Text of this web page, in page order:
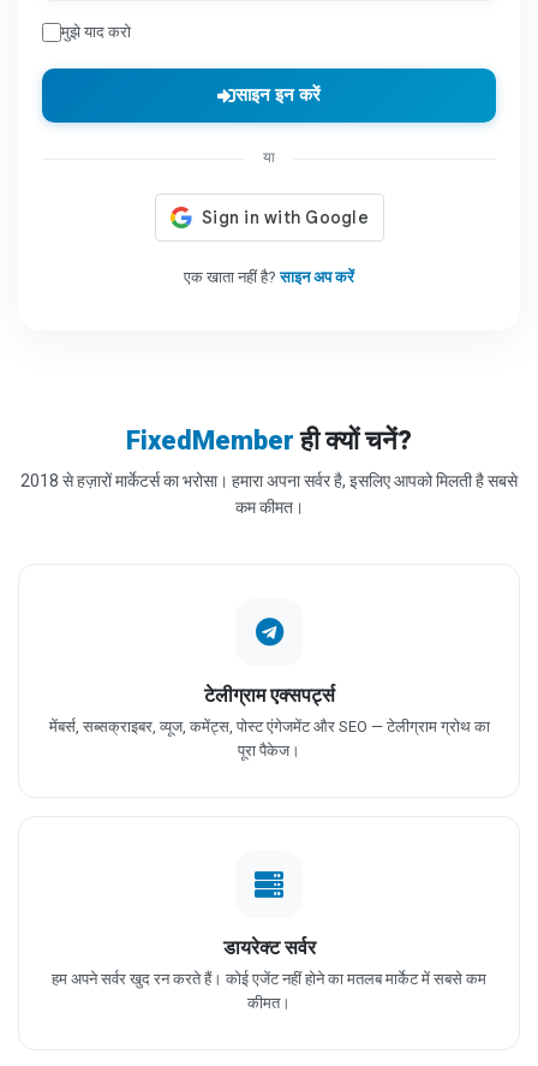
मुझे याद करो
साइन इन करें
या
एक खाता नहीं है?साइन अप करें
FixedMember ही क्यों चनें?
2018 से हज़ारों मार्केटर्स का भरोसा। हमारा अपना सर्वर है, इसलिए आपको मिलती है सबसे
कम कीमत।
टेलीग्राम एक्सपर्ट्स
मेंबर्स, सब्सक्राइबर, व्यूज, कमेंट्स, पोस्ट एंगेजमेंट और SEO — टेलीग्राम ग्रोथ का
पूरा पैकेज।
डायरेक्ट सर्वर
हम अपने सर्वर खुद रन करते हैं। कोई एजेंट नहीं होने का मतलब मार्केट में सबसे कम
कीमत।